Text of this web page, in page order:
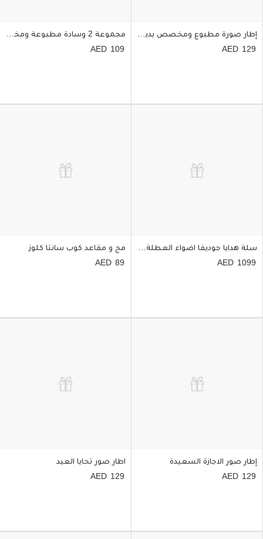
إطار صورة مطبوع ومخصص بديكور الكريسماس على حجر
129
مجموعة 2 وسادة مطبوعة ومخصصة لعيد الكريسماس
109
سلة هدايا جوديفا اضواء العطلة | مقاس كبير
1099
مج و مقاعد كوب سانتا كلوز
89
إطار صور الاجازة السعيدة
129
اطار صور تحايا العيد
129